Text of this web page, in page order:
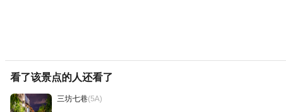
看了该景点的人还看了
三坊七巷(5A)